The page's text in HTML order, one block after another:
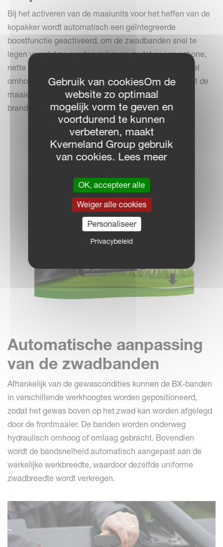
Bij het activeren van de maaiunits voor het heffen van de
kopakker wordt automatisch een geïntegreerde
boostfunctie geactiveerd, om de zwadbanden snel te
legen voordat ze worden geheven, zodat er een schone,
nette kopakker overblijft. Als de zwadbanden eenmaal
omhoog zijn gebracht, stoppen ze automatisch totdat de
maaiers weer omlaag zijn gebracht, waardoor het
brandstofverbruik tot een minimum wordt beperkt.
Automatische aanpassing
van de zwadbanden
Afhankelijk van de gewascondities kunnen de BX-banden
in verschillende werkhoogtes worden gepositioneerd,
zodat het gewas boven op het zwad kan worden afgelegd
door de frontmaaier. De banden worden onderweg
hydraulisch omhoog of omlaag gebracht. Bovendien
wordt de bandsnelheid automatisch aangepast aan de
werkelijke werkbreedte, waardoor dezelfde uniforme
zwadbreedte wordt verkregen.
Gebruik van cookiesOm de
website zo optimaal
mogelijk vorm te geven en
voortdurend te kunnen
verbeteren, maakt
Kverneland Group gebruik
van cookies. Lees meer
OK, accepteer alle
Weiger alle cookies
Personaliseer
Privacybeleid